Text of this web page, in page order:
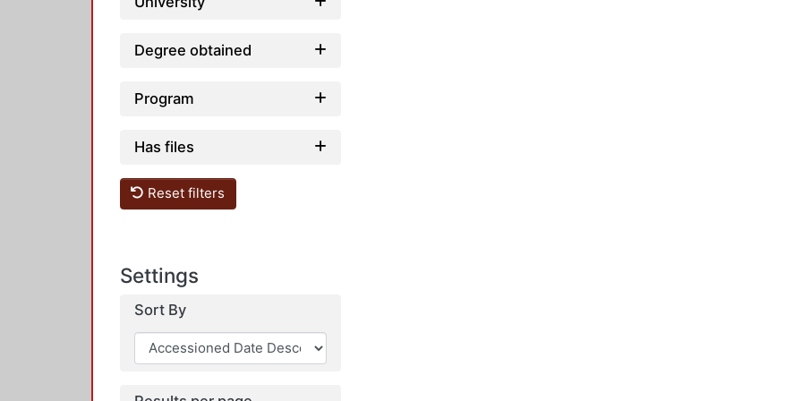
Degree obtained
Program
Has files
Reset filters
Settings
Sort By